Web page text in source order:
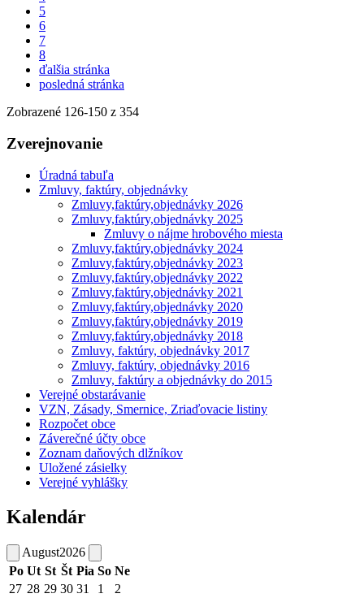
5
6
7
8
ďalšia stránka
posledná stránka
Zobrazené 126-150 z 354
Zverejnovanie
Úradná tabuľa
Zmluvy, faktúry, objednávky
Zmluvy,faktúry,objednávky 2026
Zmluvy,faktúry,objednávky 2025
Zmluvy o nájme hrobového miesta
Zmluvy,faktúry,objednávky 2024
Zmluvy,faktúry,objednávky 2023
Zmluvy,faktúry,objednávky 2022
Zmluvy,faktúry,objednávky 2021
Zmluvy,faktúry,objednávky 2020
Zmluvy,faktúry,objednávky 2019
Zmluvy,faktúry,objednávky 2018
Zmluvy, faktúry, objednávky 2017
Zmluvy, faktúry, objednávky 2016
Zmluvy, faktúry a objednávky do 2015
Verejné obstarávanie
VZN, Zásady, Smernice, Zriaďovacie listiny
Rozpočet obce
Záverečné účty obce
Zoznam daňových dlžníkov
Uložené zásielky
Verejné vyhlášky
Kalendár
August2026
Po Ut St Št Pia So Ne
27 28 29 30 31 1
2